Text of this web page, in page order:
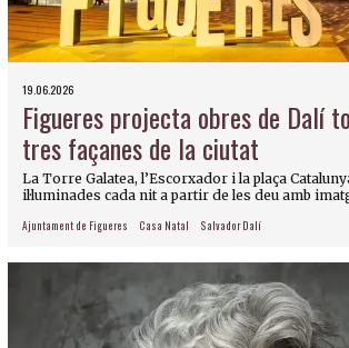
19.06.2026
Figueres projecta obres de Dalí
tres façanes de la ciutat
La Torre Galatea, l’Escorxador i la plaça
il·luminades cada nit a partir de les deu amb
Ajuntament de Figueres Casa Natal Salvador Dalí